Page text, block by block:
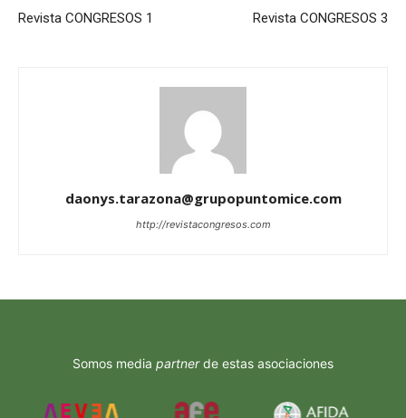
Revista CONGRESOS 1 Revista CONGRESOS 3
daonys.tarazona@grupopuntomice.com
http://revistacongresos.com
Somos media partnerde estas asociaciones